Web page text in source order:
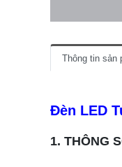
Thông tin sản
Đèn LED
1. THÔNG